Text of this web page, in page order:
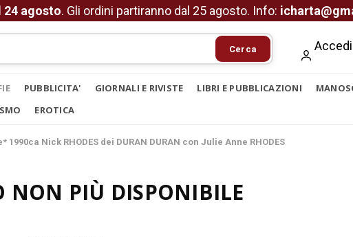
24 agosto. Gli ordini partiranno dal 25 agosto. Info:
Cerca Accedi
PUBBLICITA' GIORNALI E RIVISTE LIBRI E PUBBLICAZIONI
EROTICA
1990ca Nick RHODES dei DURAN DURAN con Julie Anne RHODES
NON PIÙ DISPONIBILE